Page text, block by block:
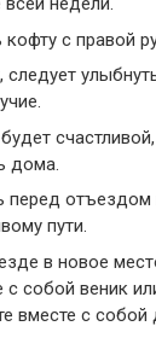
с правой
следует
дома.
перед
пути.
в новое
с собой веник
вместе с собой